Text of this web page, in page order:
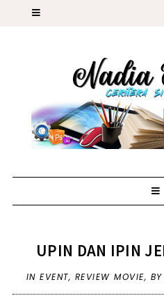
UPIN DAN IPIN
INEVENT, REVIEW MOVIE,